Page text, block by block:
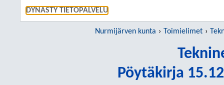
DYNASTY TIETOPALVELU
Nurmijärven kunta Toimielimet
Pöytäkirja